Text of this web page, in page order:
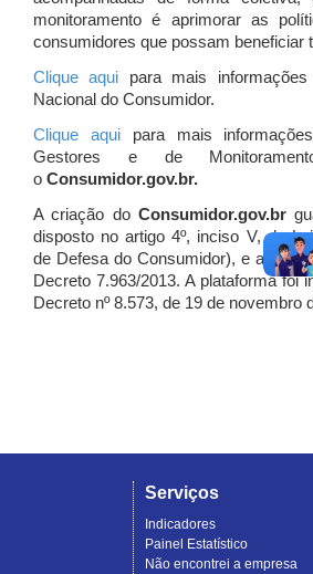
monitoramento é aprimorar as
consumidores que possam beneficiar
Clique aqui para mais
Nacional do Consumidor.
Clique aquipara mais
Gestores e de
o Consumidor.gov.br.
A criação do Consumidor.gov.br
disposto no artigo 4º, inciso V, da
de Defesa do Consumidor), e artigo
Decreto 7.963/2013. A plataforma foi
Decreto nº 8.573, de 19 de novembro
Serviços
Indicadores
Painel Estatístico
Não encontrei a empresa